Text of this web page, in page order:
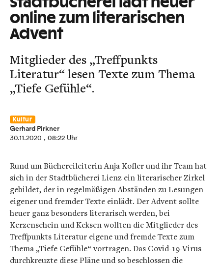
Stadtbücherei lädt heuer
online zum literarischen
Advent
Mitglieder des „Treffpunkts
Literatur“ lesen Texte zum Thema
„Tiefe Gefühle“.
Kultur
Gerhard Pirkner
30.11.2020 , 08:22 Uhr
Rund um Büchereileiterin Anja Kofler und ihr Team hat
sich in der Stadtbücherei Lienz ein literarischer Zirkel
gebildet, der in regelmäßigen Abständen zu Lesungen
eigener und fremder Texte einlädt. Der Advent sollte
heuer ganz besonders literarisch werden, bei
Kerzenschein und Keksen wollten die Mitglieder des
Treffpunkts Literatur eigene und fremde Texte zum
Thema „Tiefe Gefühle“ vortragen. Das Covid-19-Virus
durchkreuzte diese Pläne und so beschlossen die